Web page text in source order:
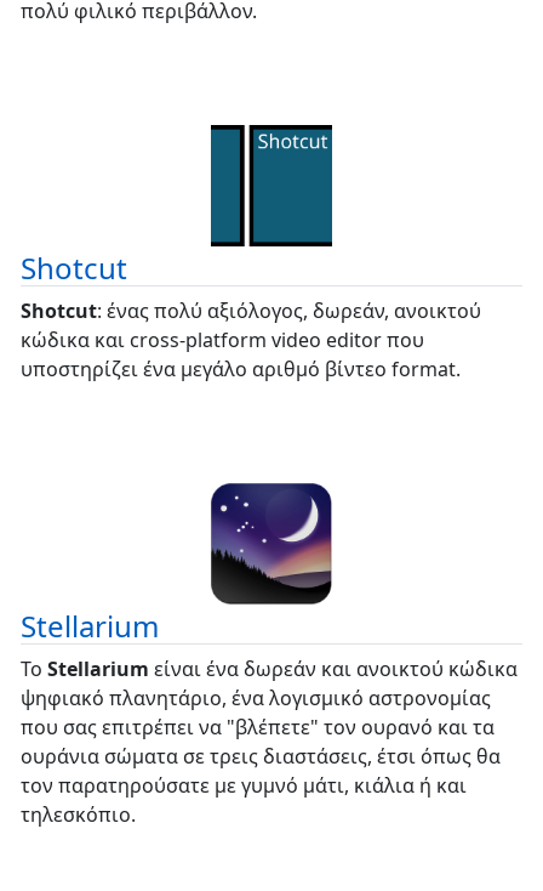
πολύ φιλικό περιβάλλον.
Shotcut
Shotcut: ένας πολύ αξιόλογος, δωρεάν, ανοικτού
κώδικα και cross-platform video editor που
υποστηρίζει ένα μεγάλο αριθμό βίντεο format.
Stellarium
Το Stellarium είναι ένα δωρεάν και ανοικτού κώδικα
ψηφιακό πλανητάριο, ένα λογισμικό αστρονομίας
που σας επιτρέπει να "βλέπετε" τον ουρανό και τα
ουράνια σώματα σε τρεις διαστάσεις, έτσι όπως θα
τον παρατηρούσατε με γυμνό μάτι, κιάλια ή και
τηλεσκόπιο.